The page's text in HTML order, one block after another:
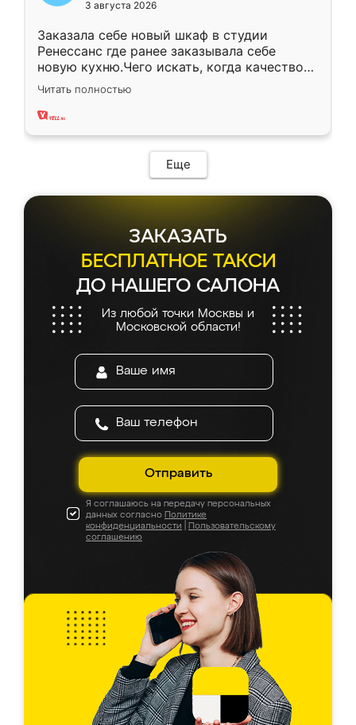
3 августа 2026
Заказала себе новый шкаф в студии
Ренессанс где ранее заказывала себе
новую кухню.Чего искать, когда качеством
вполне довольна. Служит кухня уже почти
два года, нареканий нет.
Читать полностью
Еще
ЗАКАЗАТЬ
БЕСПЛАТНОЕ ТАКСИ
ДО НАШЕГО САЛОНА
Из любой точки Москвы и
Московской области!
Отправить
Я соглашаюсь на передачу персональных
данных согласно Политике
конфиденциальности
Пользовательскому
соглашению